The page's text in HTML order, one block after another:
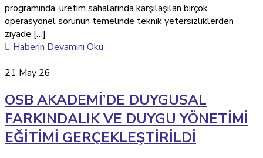
programında, üretim sahalarında karşılaşılan birçok
operasyonel sorunun temelinde teknik yetersizliklerden
ziyade […]
Haberin Devamını Oku
21 May 26
OSB AKADEMİ’DE DUYGUSAL
FARKINDALIK VE DUYGU YÖNETİMİ
EĞİTİMİ GERÇEKLEŞTİRİLDİ